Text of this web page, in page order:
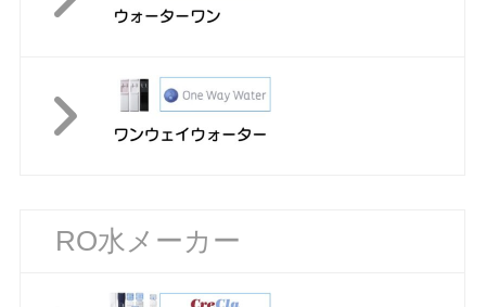
RO水メーカー